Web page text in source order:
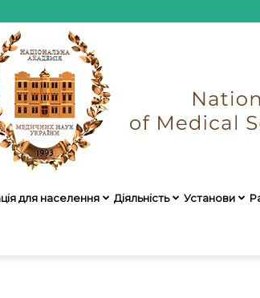
для населення Діяльність Установи